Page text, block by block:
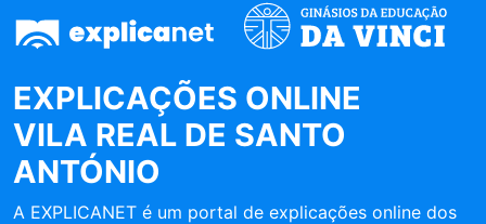
EXPLICAÇÕES ONLINE
VILA REAL DE SANTO
ANTÓNIO
A EXPLICANET é um portal de explicações online dos